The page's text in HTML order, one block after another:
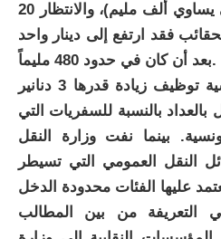
بـ40 مليماً (الدينار التونسي يساوي ألف مليم)، والانتظار 20
سعر الحقائب فقد ارتفع إلى دينار واحد
بعد أن كان في حدود 480 مليماً.
وأقرت وزارة النقل التونسية توظيف زيادة قدرها 3 دنانير
بالنسبة للسفريات التي
بينما نفت وزارة النقل
النقل العمومي التي تسيطر
التعريفة من بين المطالب